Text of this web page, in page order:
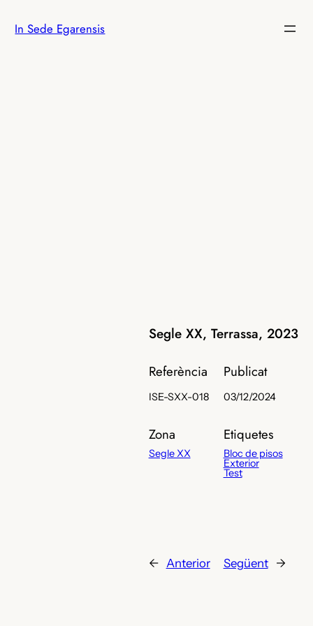
In Sede Egarensis
Segle XX, Terrassa, 2023
Referència
ISE-SXX-018
Zona
Segle XX
Publicat
03/12/2024
Etiquetes
Bloc de pisos
Exterior
Test
← Anterior Següent →